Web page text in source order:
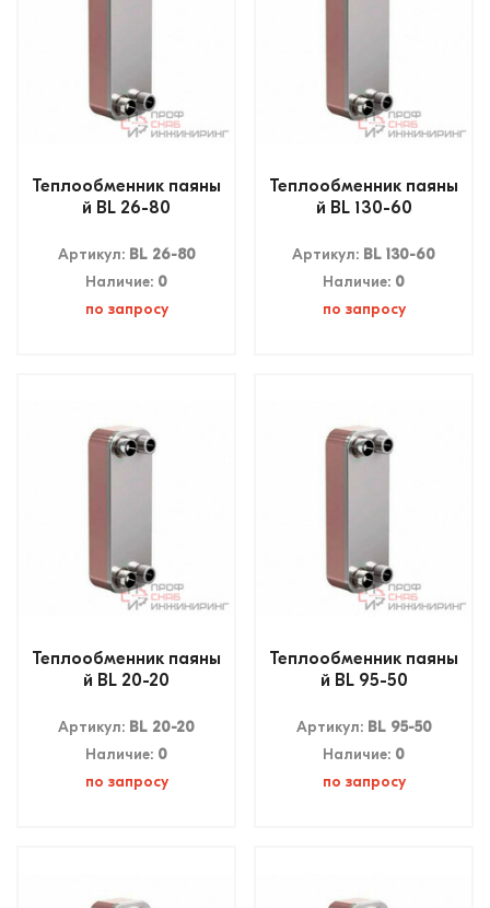
Теплообменник паяны
й BL 26-80
Артикул: BL 26-80
Наличие: 0
по запросу
Теплообменник паяны
й BL 130-60
Артикул: BL 130-60
Наличие: 0
по запросу
Теплообменник паяны
й BL 20-20
Артикул: BL 20-20
Наличие: 0
по запросу
Теплообменник паяны
й BL 95-50
Артикул: BL 95-50
Наличие: 0
по запросу